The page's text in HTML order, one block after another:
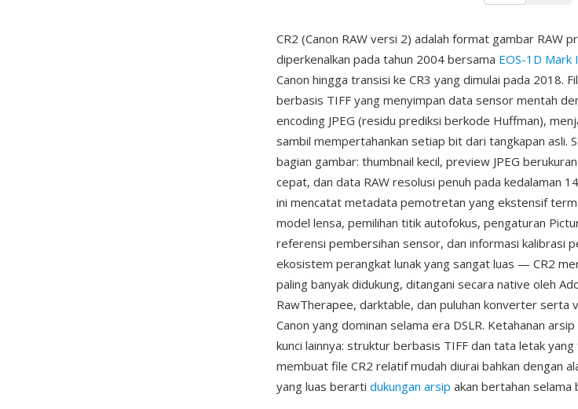
CR2 (Canon RAW versi 2) adalah format gambar RAW
diperkenalkan pada tahun 2004 bersama EOS-1D Mark
Canon hingga transisi ke CR3 yang dimulai pada 2018.
berbasis TIFF yang menyimpan data sensor mentah
encoding JPEG (residu prediksi berkode Huffman),
sambil mempertahankan setiap bit dari tangkapan asli.
bagian gambar: thumbnail kecil, preview JPEG
cepat, dan data RAW resolusi penuh pada kedalaman
ini mencatat metadata pemotretan yang ekstensif
model lensa, pemilihan titik autofokus, pengaturan
referensi pembersihan sensor, dan informasi kalibrasi
ekosistem perangkat lunak yang sangat luas — CR2
paling banyak didukung, ditangani secara native oleh
RawTherapee, darktable, dan puluhan konverter serta
Canon yang dominan selama era DSLR. Ketahanan
kunci lainnya: struktur berbasis TIFF dan tata letak
membuat file CR2 relatif mudah diurai bahkan dengan
yang luas berarti dukungan arsip akan bertahan selama